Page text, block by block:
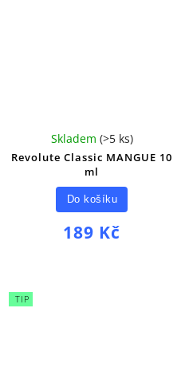
Revolute Classic MANGUE 10
ml
Skladem (>5 ks)
189 Kč
Do košíku
TIP